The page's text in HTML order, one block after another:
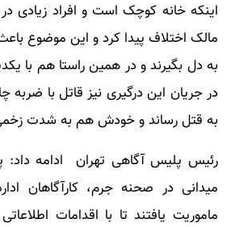
اینکه خانه کوچک است و افراد زیادی
مالک اختلاف پیدا کرد و این موضوع
به دل بگیرند و در همین راستا هم با
در جریان این درگیری نیز قاتل با ضربه
به قتل رساند و خودش هم به شدت
رئیس پلیس آگاهی تهران ادامه داد:
میدانی در صحنه جرم، کارآگاهان
ماموریت یافتند تا با اقدامات